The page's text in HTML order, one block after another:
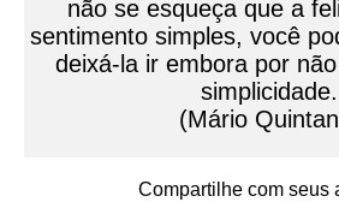
não se esqueça que a
sentimento simples, você
deixá-la ir embora por
simplicidade.
(Mário
Compartilhe com seus